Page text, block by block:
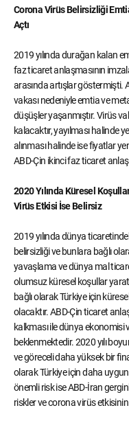
Corona Virüs Belirsizliği
Açtı
2019 yılında durağan kalan
faz ticaret anlaşmasının
arasında artışlar göstermişti.
vakası nedeniyle emtia ve
düşüşler yaşanmıştır. Virüs
kalacaktır, yayılması halinde
alınması halinde ise fiyatlar
ABD-Çin ikinci faz ticaret
2020 Yılında Küresel
Virüs Etkisi İse Belirsiz
2019 yılında dünya
belirsizliği ve bunlara bağlı
yavaşlama ve dünya mal
olumsuz küresel koşullar
bağlı olarak Türkiye için
olacaktır. ABD-Çin ticaret
kalkması ile dünya
beklenmektedir. 2020 yılı
ve göreceli daha yüksek bir
olarak Türkiye için daha
önemli risk ise ABD-İran
riskler ve corona virüs etkisinin